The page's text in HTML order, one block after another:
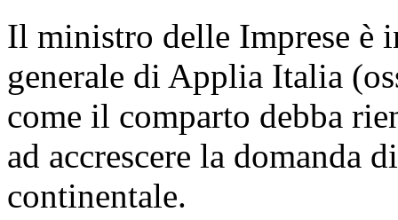
Il ministro delle Imprese è
generale di Applia Italia
come il comparto debba
ad accrescere la domanda
continentale.